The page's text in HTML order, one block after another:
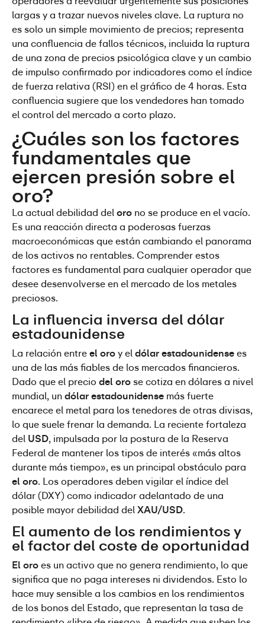
largas y a trazar nuevos niveles clave. La ruptura no
es solo un simple movimiento de precios; representa
una confluencia de fallos técnicos, incluida la ruptura
de una zona de precios psicológica clave y un cambio
de impulso confirmado por indicadores como el índice
de fuerza relativa (RSI) en el gráfico de 4 horas. Esta
confluencia sugiere que los vendedores han tomado
el control del mercado a corto plazo.
¿Cuáles son los factores
fundamentales que
ejercen presión sobre el
oro?
La actual debilidad del oro no se produce en el vacío.
Es una reacción directa a poderosas fuerzas
macroeconómicas que están cambiando el panorama
de los activos no rentables. Comprender estos
factores es fundamental para cualquier operador que
desee desenvolverse en el mercado de los metales
preciosos.
La influencia inversa del dólar
estadounidense
La relación entre el oro y el dólar estadounidense es
una de las más fiables de los mercados financieros.
Dado que el precio del oro se cotiza en dólares a nivel
mundial, un dólar estadounidense más fuerte
encarece el metal para los tenedores de otras divisas,
lo que suele frenar la demanda. La reciente fortaleza
del USD, impulsada por la postura de la Reserva
Federal de mantener los tipos de interés «más altos
el oro. Los operadores deben vigilar el índice del
dólar (DXY) como indicador adelantado de una
posible mayor debilidad del XAU/USD.
El aumento de los rendimientos y
el factor del coste de oportunidad
El oro es un activo que no genera rendimiento, lo que
significa que no paga intereses ni dividendos. Esto lo
hace muy sensible a los cambios en los rendimientos
de los bonos del Estado, que representan la tasa de